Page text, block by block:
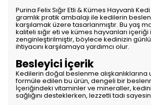
Purina Felix Sığır Etli & Kümes Hayvanlı
gramlık pratik ambalajı ile kedilerin
karşılamak üzere tasarlanmıştır. Bu yaş
kaliteli sığır eti ve kümes hayvanları içeriği
zenginleştirilmiştir, böylece kedinizin
ihtiyacını karşılamaya yardımcı olur.
Besleyici İçerik
Kedilerin doğal beslenme alışkanlıklarına
formüle edilen bu ürün, dengeli bir
İçeriğindeki vitaminler ve mineraller,
sağlığını desteklerken, lezzetli tadı